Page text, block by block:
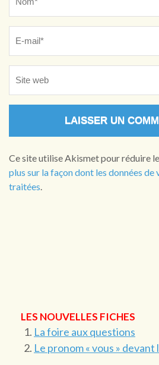
Ce site utilise Akismet pour réduire
plus sur la façon dont les données
traitées
LES NOUVELLES FICHES
La foire aux questions
Le pronom « vous » devant